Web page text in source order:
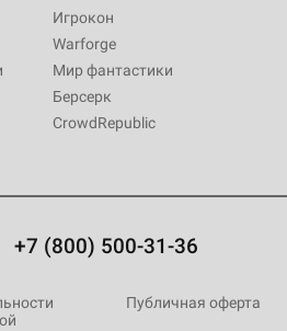
Игрокон
Warforge
Мир фантастики
Берсерк
CrowdRepublic
+7 (800) 500-31-36
Публичная оферта